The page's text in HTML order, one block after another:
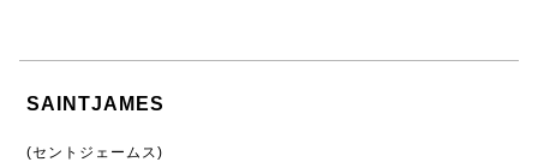
SAINTJAMES
(セントジェームス)